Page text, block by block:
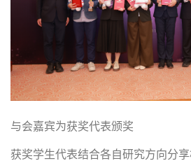
与会嘉宾为获奖代表颁奖
获奖学生代表结合各自研究方向分